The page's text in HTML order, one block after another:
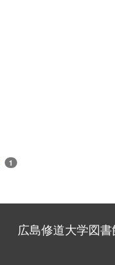
1
広島修道大学図